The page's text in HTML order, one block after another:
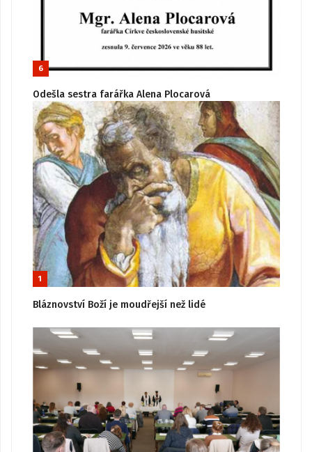
6
Odešla sestra farářka Alena Plocarová
1
Bláznovství Boží je moudřejší než lidé